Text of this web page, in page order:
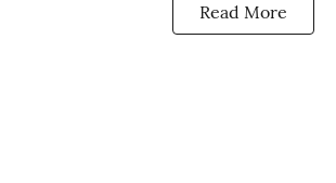
Read More